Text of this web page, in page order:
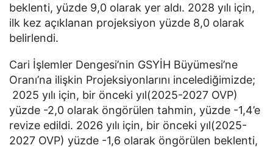
beklenti, yüzde 9,0 olarak yer aldı. 2028 yılı için,
ilk kez açıklanan projeksiyon yüzde 8,0 olarak
belirlendi.
Cari İşlemler Dengesi’nin GSYİH Büyümesi’ne
Oranı’na ilişkin Projeksiyonlarını incelediğimizde;
2025 yılı için, bir önceki yıl(2025-2027 OVP)
yüzde -2,0 olarak öngörülen tahmin, yüzde -1,4’e
revize edildi. 2026 yılı için, bir önceki yıl(2025-
2027 OVP) yüzde -1,6 olarak öngörülen beklenti,